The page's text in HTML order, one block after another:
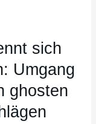
sich
Umgang
ghosten